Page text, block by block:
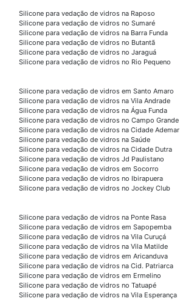
Silicone para vedação de vidros na Raposo
Silicone para vedação de vidros no Sumaré
Silicone para vedação de vidros na Barra Funda
Silicone para vedação de vidros no Butantã
Silicone para vedação de vidros no Jaraguá
Silicone para vedação de vidros no Rio Pequeno
Silicone para vedação de vidros em Santo Amaro
Silicone para vedação de vidros na Vila Andrade
Silicone para vedação de vidros na Água Funda
Silicone para vedação de vidros no Campo Grande
Silicone para vedação de vidros na Cidade Ademar
Silicone para vedação de vidros na Saúde
Silicone para vedação de vidros na Cidade Dutra
Silicone para vedação de vidros Jd Paulistano
Silicone para vedação de vidros em Socorro
Silicone para vedação de vidros no Ibirapuera
Silicone para vedação de vidros no Jockey Club
Silicone para vedação de vidros na Ponte Rasa
Silicone para vedação de vidros em Sapopemba
Silicone para vedação de vidros na Vila Curuçá
Silicone para vedação de vidros na Vila Matilde
Silicone para vedação de vidros em Aricanduva
Silicone para vedação de vidros na Cid. Patriarca
Silicone para vedação de vidros em Ermelino
Silicone para vedação de vidros no Tatuapé
Silicone para vedação de vidros na Vila Esperança